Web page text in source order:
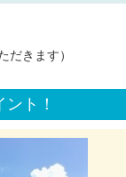
だきます）
ト！